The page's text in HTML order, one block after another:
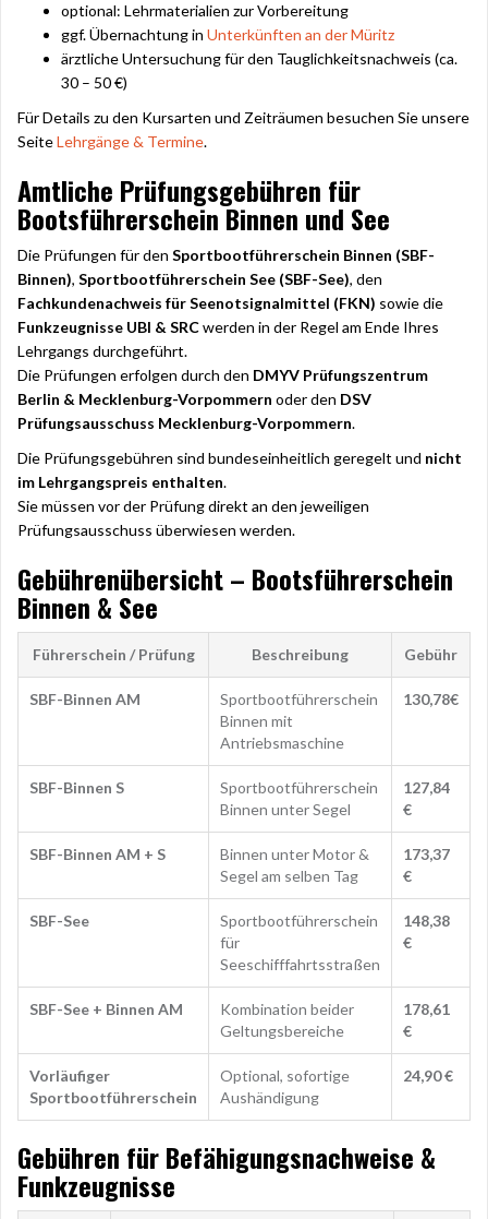
optional: Lehrmaterialien zur Vorbereitung
ggf. Übernachtung in Unterkünften an der Müritz
ärztliche Untersuchung für den Tauglichkeitsnachweis (ca.
30 – 50 €)
Für Details zu den Kursarten und Zeiträumen besuchen Sie unsere
SeiteLehrgänge & Termine.
Amtliche Prüfungsgebühren für
Bootsführerschein Binnen und See
Die Prüfungen für den Sportbootführerschein Binnen (SBF-
Binnen), Sportbootführerschein See (SBF-See), den
Fachkundenachweis für Seenotsignalmittel (FKN) sowie die
Funkzeugnisse UBI & SRCwerden in der Regel am Ende Ihres
Lehrgangs durchgeführt.
Die Prüfungen erfolgen durch den DMYV Prüfungszentrum
Berlin & Mecklenburg-Vorpommern oder den DSV
Prüfungsausschuss Mecklenburg-Vorpommern.
Die Prüfungsgebühren sind bundeseinheitlich geregelt und nicht
im Lehrgangspreis enthalten.
Sie müssen vor der Prüfung direkt an den jeweiligen
Prüfungsausschuss überwiesen werden.
Gebührenübersicht – Bootsführerschein
Binnen & See
Führerschein / Prüfung Beschreibung Gebühr
SBF-Binnen AM
Sportbootführerschein
Binnen mit
Antriebsmaschine
130,78€
SBF-Binnen S
Sportbootführerschein
Binnen unter Segel
127,84
€
SBF-Binnen AM + S
Binnen unter Motor &
Segel am selben Tag
173,37
€
SBF-See
Sportbootführerschein
für
Seeschifffahrtsstraßen
148,38
€
SBF-See + Binnen AM
Kombination beider
Geltungsbereiche
178,61
€
Vorläufiger
Sportbootführerschein
Optional, sofortige
Aushändigung
24,90 €
Gebühren für Befähigungsnachweise &
Funkzeugnisse